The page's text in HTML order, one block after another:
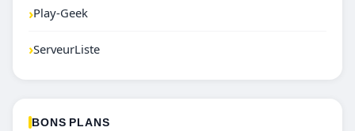
›Play-Geek
›ServeurListe
BONS PLANS